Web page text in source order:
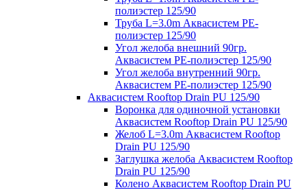
полиэстер 125/90
Труба L=3.0m Аквасистем PE-
полиэстер 125/90
Угол желоба внешний 90гр.
Аквасистем PE-полиэстер 125/90
Угол желоба внутренний 90гр.
Аквасистем PE-полиэстер 125/90
Аквасистем Rooftop Drain PU 125/90
Воронка для одиночной установки
Аквасистем Rooftop Drain PU 125/90
Желоб L=3.0m Аквасистем Rooftop
Drain PU 125/90
Заглушка желоба Аквасистем Rooftop
Drain PU 125/90
Колено Аквасистем Rooftop Drain PU